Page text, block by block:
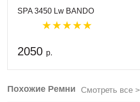
SPA 3450 Lw BANDO
2050 р.
Похожие Ремни Смотреть все >